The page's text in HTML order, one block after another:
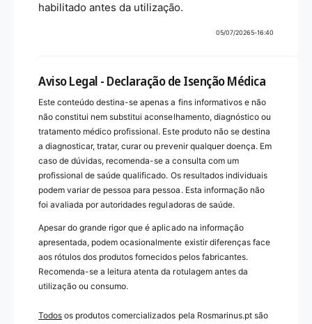
habilitado antes da utilização.
05/07/20265-16:40
Aviso Legal - Declaração de Isenção Médica
Este conteúdo destina-se apenas a fins informativos e não
não constitui nem substitui aconselhamento, diagnóstico ou
tratamento médico profissional. Este produto não se destina
a diagnosticar, tratar, curar ou prevenir qualquer doença. Em
caso de dúvidas, recomenda-se a consulta com um
profissional de saúde qualificado. Os resultados individuais
podem variar de pessoa para pessoa. Esta informação não
foi avaliada por autoridades reguladoras de saúde.
Apesar do grande rigor que é aplicado na informação
apresentada, podem ocasionalmente existir diferenças face
aos rótulos dos produtos fornecidos pelos fabricantes.
Recomenda-se a leitura atenta da rotulagem antes da
utilização ou consumo.
Todos os produtos comercializados pela Rosmarinus.pt são